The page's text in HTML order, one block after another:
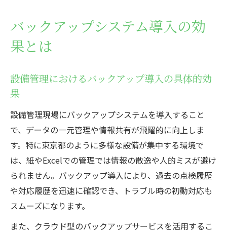
バックアップシステム導入の効
果とは
設備管理におけるバックアップ導入の具体的効
果
設備管理現場にバックアップシステムを導入すること
で、データの一元管理や情報共有が飛躍的に向上しま
す。特に東京都のように多様な設備が集中する環境で
は、紙やExcelでの管理では情報の散逸や人的ミスが避け
られません。バックアップ導入により、過去の点検履歴
や対応履歴を迅速に確認でき、トラブル時の初動対応も
スムーズになります。
また、クラウド型のバックアップサービスを活用するこ